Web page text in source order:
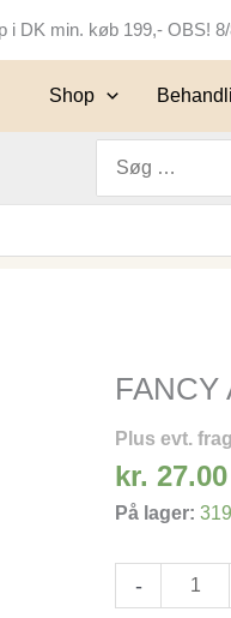
i DK min. køb 199,- OBS!
Shop
efter:
FANCY
Plus evt.
kr. 27.00
På lager:
-
FANCY
antal